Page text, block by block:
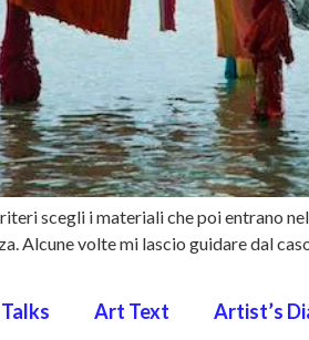
scegli i materiali che poi entrano
Alcune volte mi lascio guidare dal
Talks Art Text Artist’s